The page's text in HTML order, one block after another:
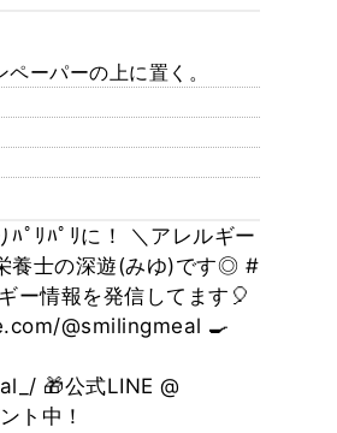
ーパーの上に置く。
ﾊﾟﾘﾊﾟﾘに！ ＼アレルギー
養士の深遊(みゆ)です◎ #
ー情報を発信してます🎈
@smilingmeal 🍳
🎁公式LINE @
ト中！